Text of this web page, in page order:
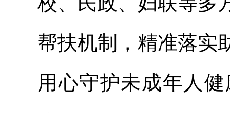
帮扶机制，精准落实
用心守护未成年人